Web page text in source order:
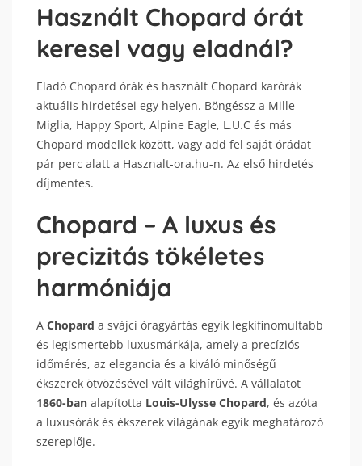
Használt Chopard órát
keresel vagy eladnál?
Eladó Chopard órák és használt Chopard karórák
aktuális hirdetései egy helyen. Böngéssz a Mille
Miglia, Happy Sport, Alpine Eagle, L.U.C és más
Chopard modellek között, vagy add fel saját órádat
pár perc alatt a Hasznalt-ora.hu-n. Az első hirdetés
díjmentes.
Chopard – A luxus és
precizitás tökéletes
harmóniája
A Chopard a svájci óragyártás egyik legkifinomultabb
és legismertebb luxusmárkája, amely a precíziós
időmérés, az elegancia és a kiváló minőségű
ékszerek ötvözésével vált világhírűvé. A vállalatot
1860-ban alapította Louis-Ulysse Chopard, és azóta
a luxusórák és ékszerek világának egyik meghatározó
szereplője.